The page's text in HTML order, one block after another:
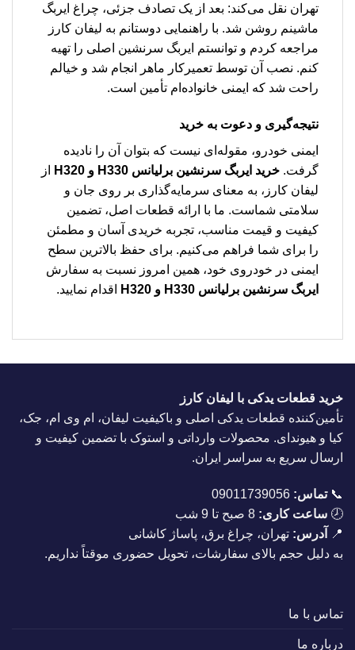
تهران نقل می‌کند: بعد از یک تصادف جزئی، چراغ ایربگ
ماشینم روشن شد. با راهنمایی دوستانم به لیفان کارز
مراجعه کردم و توانستم ایربگ سرنشین اصلی را تهیه
کنم. نصب آن توسط تعمیرکار ماهر انجام شد و خیالم
راحت شد که ایمنی خانواده‌ام تأمین است.
نتیجه‌گیری و دعوت به خرید
ایمنی خودرو، مقوله‌ای نیست که بتوان آن را نادیده
گرفت. خرید ایربگ سرنشین برلیانس H330 و H320
از
لیفان کارز، به معنای سرمایه‌گذاری بر روی جان و
سلامتی شماست. ما با ارائه قطعات اصل، تضمین
کیفیت و قیمت مناسب، تجربه خریدی آسان و مطمئن
را برای شما فراهم می‌کنیم. برای حفظ بالاترین سطح
ایمنی در خودروی خود، همین امروز نسبت به سفارش
ایربگ سرنشین برلیانس H330 و H320
اقدام نمایید.
خرید قطعات یدکی با لیفان کارز
تأمین‌کننده قطعات یدکی اصلی و باکیفیت لیفان، ام وی ام، جک،
کیا و هیوندای. محصولات وارداتی و استوک با تضمین کیفیت و
ارسال سریع به سراسر ایران.
📞تماس: 09011739056
🕗 ساعت کاری:
📍
آدرس: تهران، چراغ برق، پاساژ کاشانی
به دلیل حجم بالای سفارشات، تحویل حضوری موقتاً نداریم.
تماس با ما
درباره ما